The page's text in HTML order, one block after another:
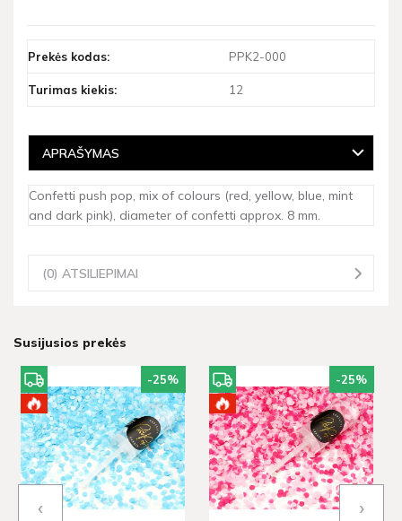
Prekės kodas: PPK2-000
Turimas kiekis: 12
APRAŠYMAS
Confetti push pop, mix of colours (red, yellow, blue, mint
and dark pink), diameter of confetti approx. 8 mm.
(0) ATSILIEPIMAI
Susijusios prekės
-25% -25%
‹ ›